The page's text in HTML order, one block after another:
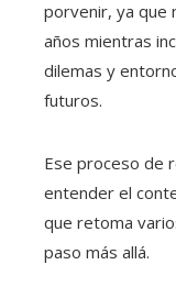
porvenir, ya que
años mientras
dilemas y
futuros.
Ese proceso de
entender el
que retoma
paso más allá.